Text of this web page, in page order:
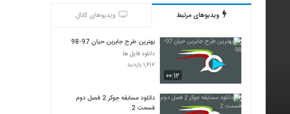
ویدیوهای مرتبط ویدیوهای کانال
۰۰:۱۲
بهترین طرح جابربن حیان 97-98
دانلود فایل ها
۱,۶۱۷ بازدید
دانلود مسابقه جوکر 2 فصل دوم
قسمت 2